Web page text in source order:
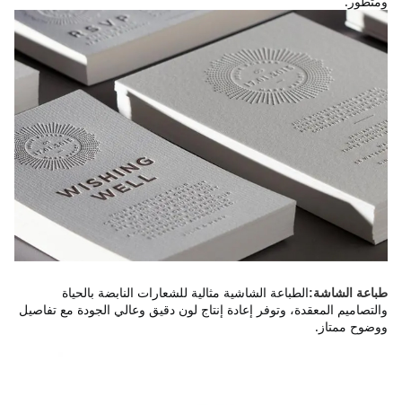
طباعة الشاشة:
ووضوح ممتاز.